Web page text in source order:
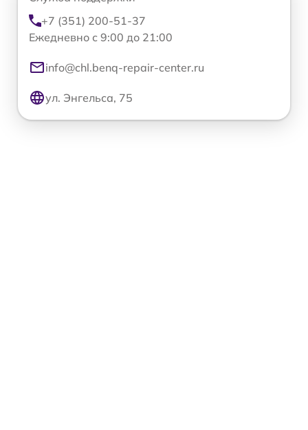
+7 (351) 200-51-37
Ежедневно с 9:00 до 21:00
info@chl.benq-repair-center.ru
ул. Энгельса, 75